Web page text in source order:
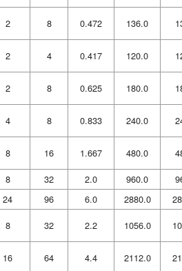
2 8 0.472 136.0
2 4 0.417 120.0
2 8 0.625 180.0
4 8 0.833 240.0
8 16 1.667 480.0
8 32 2.0 960.0
24 96 6.0 2880.0
8 32 2.2 1056.0
16 64 4.4 2112.0